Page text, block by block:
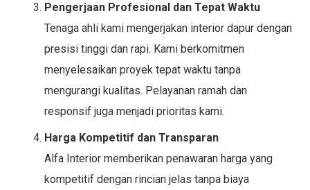
Pengerjaan Profesional dan Tepat Waktu
Tenaga ahli kami mengerjakan interior dapur dengan
presisi tinggi dan rapi. Kami berkomitmen
menyelesaikan proyek tepat waktu tanpa
mengurangi kualitas. Pelayanan ramah dan
responsif juga menjadi prioritas kami.
Harga Kompetitif dan Transparan
Alfa Interior memberikan penawaran harga yang
kompetitif dengan rincian jelas tanpa biaya